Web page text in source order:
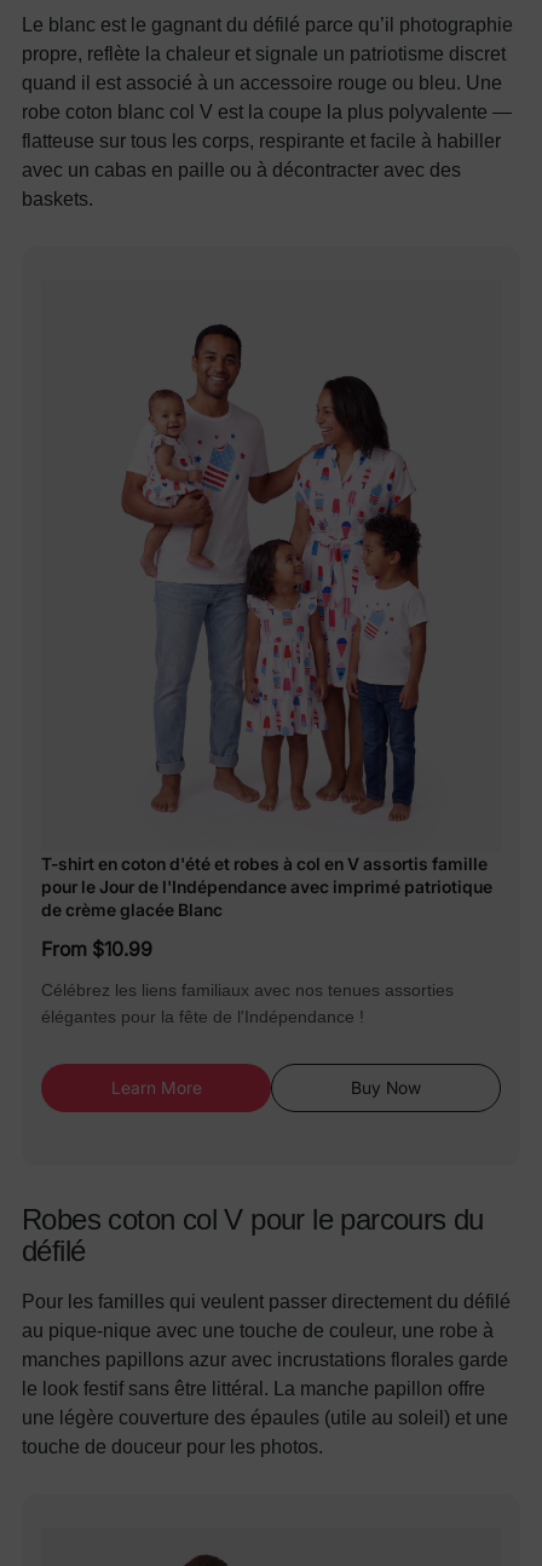
Le blanc est le gagnant du défilé parce qu’il photographie
propre, reflète la chaleur et signale un patriotisme discret
quand il est associé à un accessoire rouge ou bleu. Une
robe coton blanc col V est la coupe la plus polyvalente —
flatteuse sur tous les corps, respirante et facile à habiller
avec un cabas en paille ou à décontracter avec des
baskets.
T-shirt en coton d'été et robes à col en V assortis famille
pour le Jour de l'Indépendance avec imprimé patriotique
de crème glacée Blanc
From $10.99
Célébrez les liens familiaux avec nos tenues assorties
élégantes pour la fête de l'Indépendance !
Learn More Buy Now
Robes coton col V pour le parcours du
défilé
Pour les familles qui veulent passer directement du défilé
au pique-nique avec une touche de couleur, une robe à
manches papillons azur avec incrustations florales garde
le look festif sans être littéral. La manche papillon offre
une légère couverture des épaules (utile au soleil) et une
touche de douceur pour les photos.